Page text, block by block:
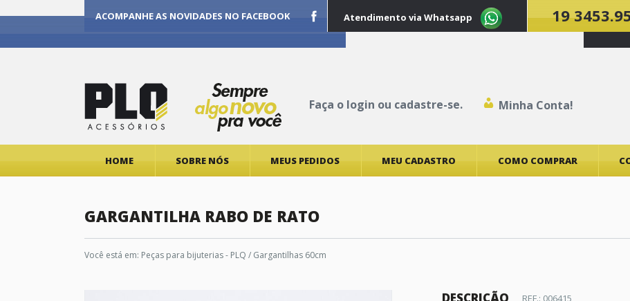
ACOMPANHE AS NOVIDADES NO FACEBOOK Atendimento via Whatsapp 19
Faça o login ou cadastre-se. Minha Conta!
HOME SOBRE NÓS MEUS PEDIDOS MEU CADASTRO COMO COMPRAR
GARGANTILHA RABO DE RATO
Você está em: Peças para bijuterias - PLQ / Gargantilhas 60cm
REF.: 006415